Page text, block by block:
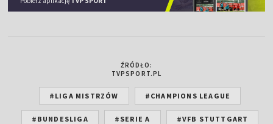
ŹRÓDŁO:
TVPSPORT.PL
#LIGA MISTRZÓW #CHAMPIONS LEAGUE
#BUNDESLIGA #SERIE A #VFB STUTTGART